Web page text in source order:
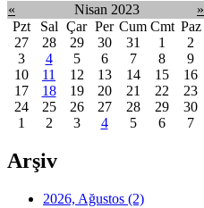
« Nisan 2023
»
Pzt
Sal Çar Per Cum Cmt Paz
27
28 29 30 31 1
2
3
4 5 6 7 8
9
10
11 12 13 14 15
16
17
18 19 20 21 22
23
24
25 26 27 28 29
30
1
2 3 4 5 6 7
Arşiv
2026, Ağustos (2)